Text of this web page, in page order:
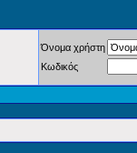
Όνομα χρήστη
Κωδικός